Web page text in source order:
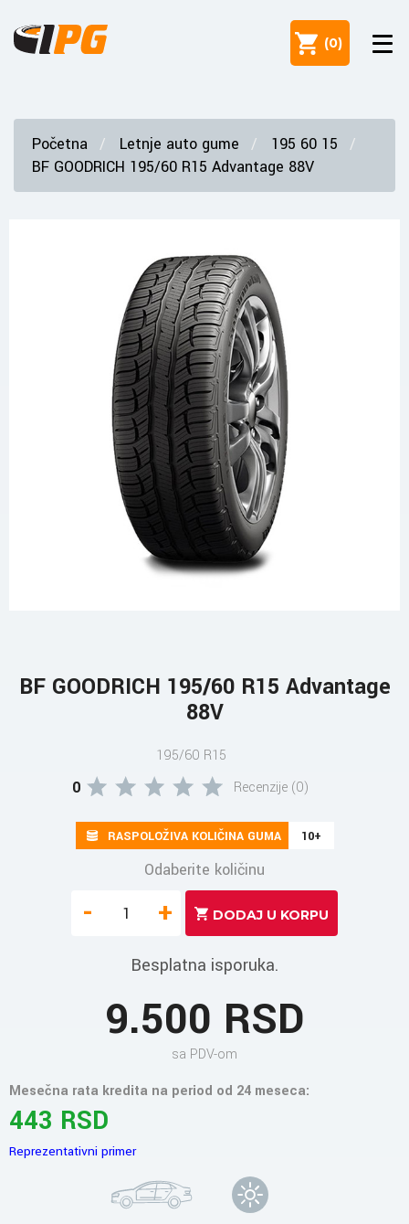
(0)
Početna Letnje auto gume
195 60 15
BF GOODRICH 195/60 R15 Advantage 88V
BF GOODRICH 195/60 R15 Advantage
88V
195/60 R15
0 Recenzije (0)
RASPOLOŽIVA KOLIČINA GUMA 10+
Odaberite količinu
- +
Besplatna isporuka.
9.500 RSD
sa PDV-om
Mesečna rata kredita na period od 24 meseca:
443 RSD
Reprezentativni primer